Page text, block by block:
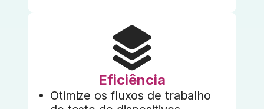
Eficiência
Otimize os fluxos de trabalho